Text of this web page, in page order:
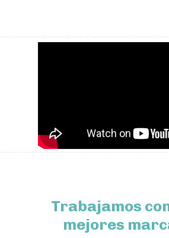
Trabajamos
mejores